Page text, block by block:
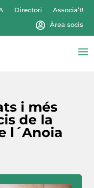
Directori
Associa’t!
Àrea socis
i més
de la
l´Anoia